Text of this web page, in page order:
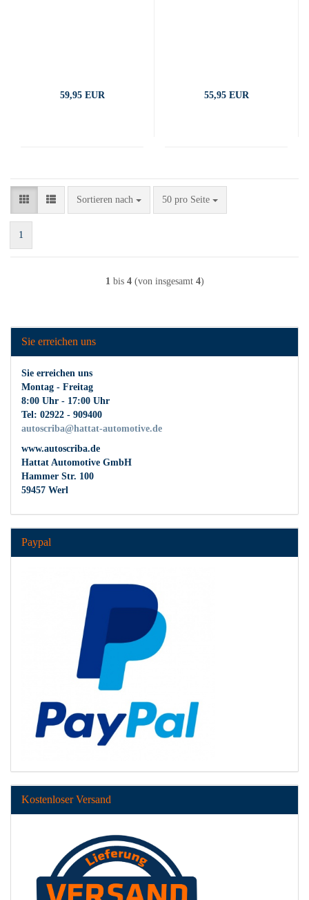
59,95 EUR 55,95 EUR
Sortieren nach
Sortieren nach 50 pro Seite
pro Seite
1
1bis 4(von insgesamt 4)
Sie erreichen uns
Sie erreichen uns
Montag - Freitag
8:00 Uhr - 17:00 Uhr
Tel: 02922 - 909400
autoscriba@hattat-automotive.de
www.autoscriba.de
Hattat Automotive GmbH
Hammer Str. 100
59457 Werl
Paypal
Kostenloser Versand